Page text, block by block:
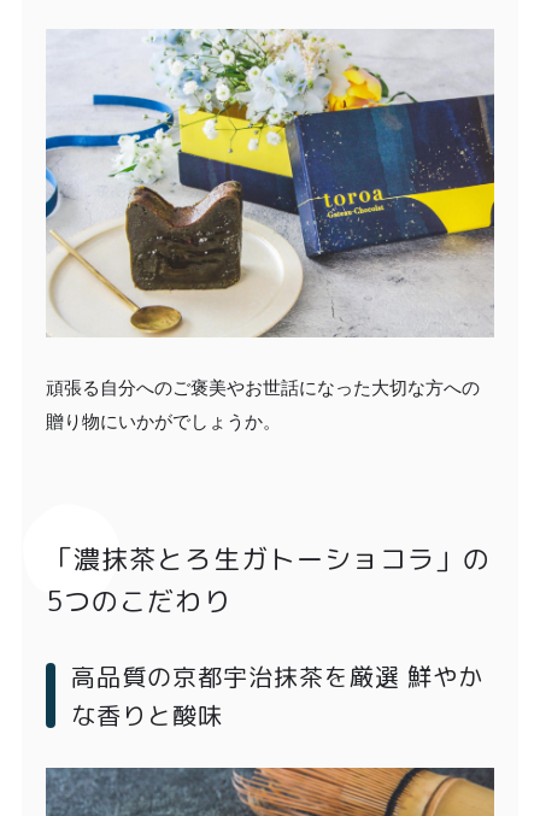
頑張る自分へのご褒美やお世話になった大切な方への
贈り物にいかがでしょうか。
「濃抹茶とろ生ガトーショコラ」の
5つのこだわり
高品質の京都宇治抹茶を厳選 鮮やか
な香りと酸味